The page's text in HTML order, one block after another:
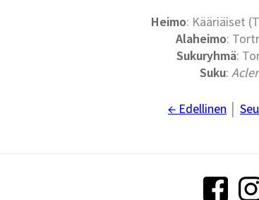
Heimo: Kääriäiset
Alaheimo:
Sukuryhmä:
Suku:
← Edellinen